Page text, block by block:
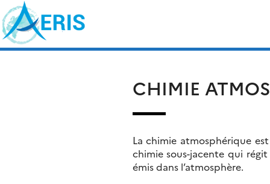
Skip
to
content
CHIMIE
La chimie atmosphérique est
chimie sous-jacente qui
émis dans l’atmosphère.